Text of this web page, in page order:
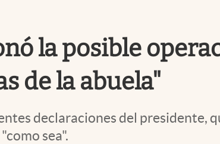
la posible
de la abuela"
declaraciones del presidente,
sea".